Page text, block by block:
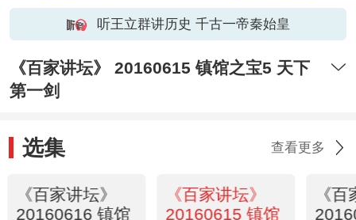
听王立群讲历史 千古一帝秦始皇
《百家讲坛》 20160615 镇馆之宝5 天下
第一剑
选集 查看更多
《百家讲坛》
20160616 镇馆
《百家讲坛》
20160615 镇馆
《